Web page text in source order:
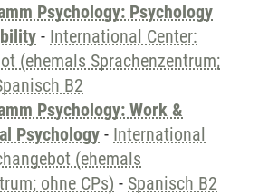
Psychology: Psychology
- International Center:
(ehemals Sprachenzentrum;
B2
Psychology: Work &
Psychology - International
(ehemals
ohne CPs) - Spanisch B2